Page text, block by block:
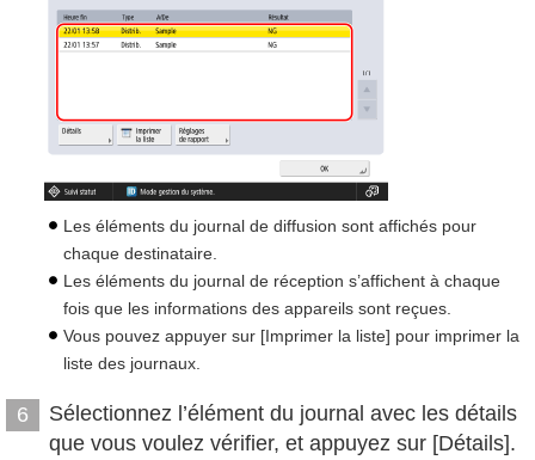
Les éléments du journal de diffusion sont affichés pour
chaque destinataire.
Les éléments du journal de réception s’affichent à chaque
fois que les informations des appareils sont reçues.
Vous pouvez appuyer sur [Imprimer la liste] pour imprimer la
liste des journaux.
6
Sélectionnez l’élément du journal avec les détails
que vous voulez vérifier, et appuyez sur [Détails].